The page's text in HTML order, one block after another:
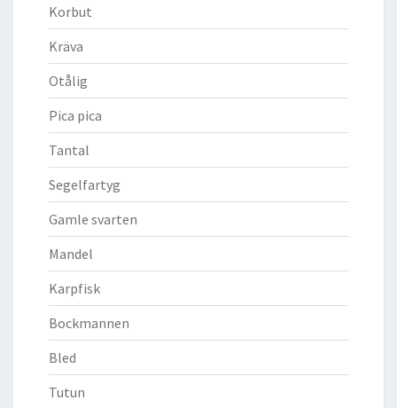
Korbut
Kräva
Otålig
Pica pica
Tantal
Segelfartyg
Gamle svarten
Mandel
Karpfisk
Bockmannen
Bled
Tutun